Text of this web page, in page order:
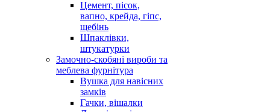
Цемент, пісок,
вапно, крейда, гіпс,
щебінь
Шпаклівки,
штукатурки
Замочно-скобяні вироби та
меблева фурнітура
Вушка для навісних
замків
Гачки, вішалки